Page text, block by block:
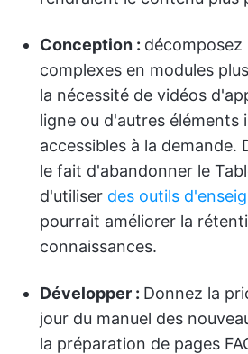
Conception : décomposez
complexes en modules
la nécessité de vidéos
ligne ou d'autres éléments
accessibles à la demande.
le fait d'abandonner le
d'utiliser des outils
pourrait améliorer la
connaissances.
Développer : Donnez la
jour du manuel des
la préparation de pages